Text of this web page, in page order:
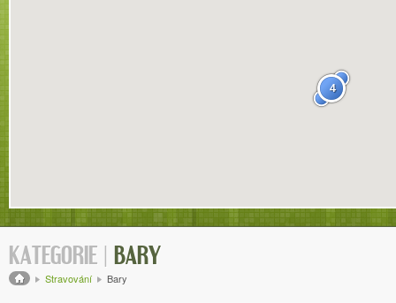
4
KATEGORIE | BARY
Drobečková navigace
Stravování Bary